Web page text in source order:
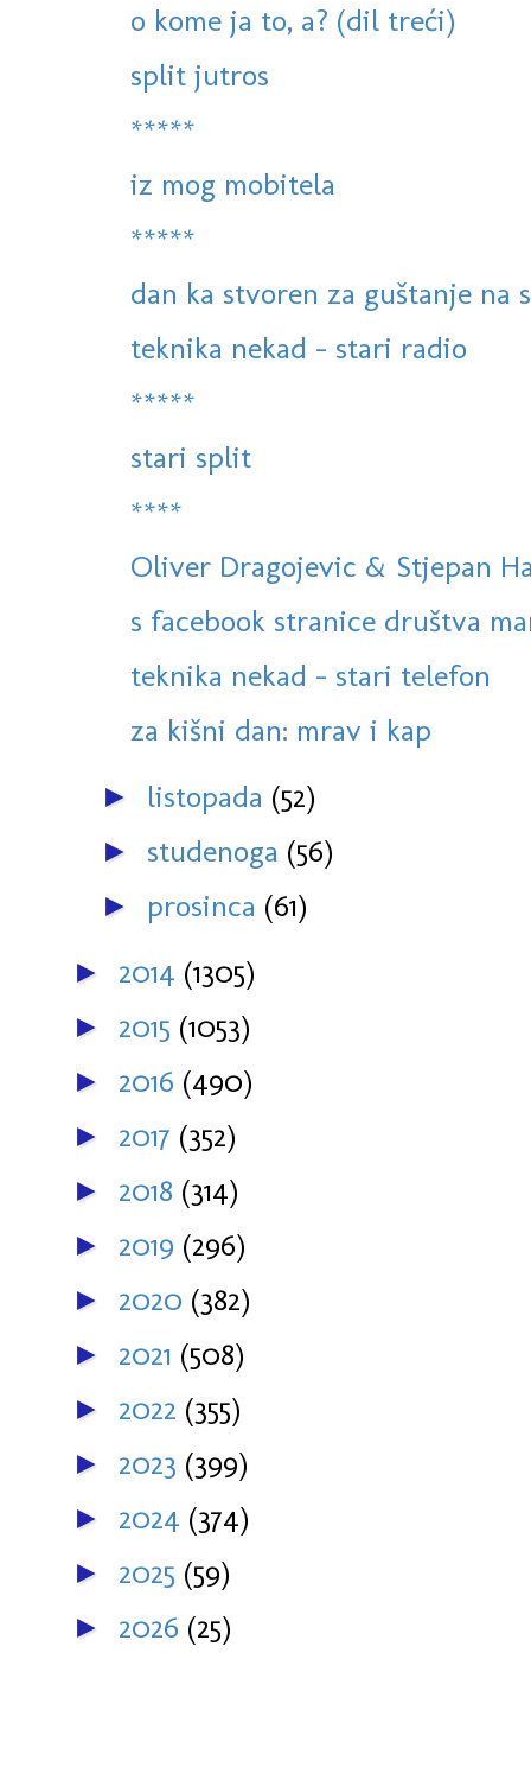
o kome ja to, a? (dil treći)
split jutros
*****
iz mog mobitela
*****
dan ka stvoren za guštanje na
teknika nekad - stari radio
*****
stari split
****
Oliver Dragojevic & Stjepan
s facebook stranice društva
teknika nekad - stari telefon
za kišni dan: mrav i kap
► listopada (52)
► studenoga (56)
► prosinca (61)
► 2014 (1305)
► 2015 (1053)
► 2016 (490)
► 2017 (352)
► 2018 (314)
► 2019 (296)
► 2020 (382)
► 2021 (508)
► 2022 (355)
► 2023 (399)
► 2024 (374)
► 2025 (59)
► 2026 (25)